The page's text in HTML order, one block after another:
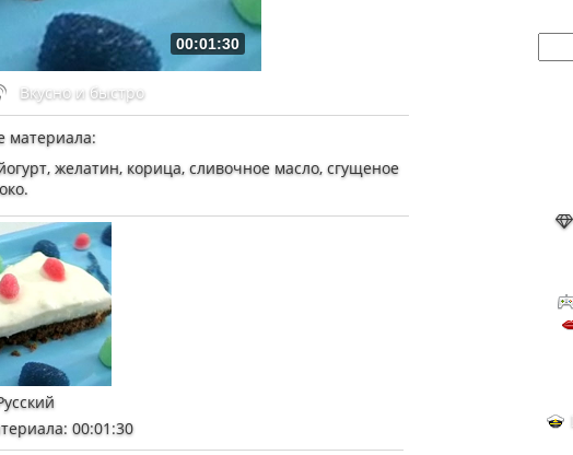
00:01:30
Вкусно и быстро
материала:
желатин, корица, сливочное масло, сгущеное
: 00:01:30